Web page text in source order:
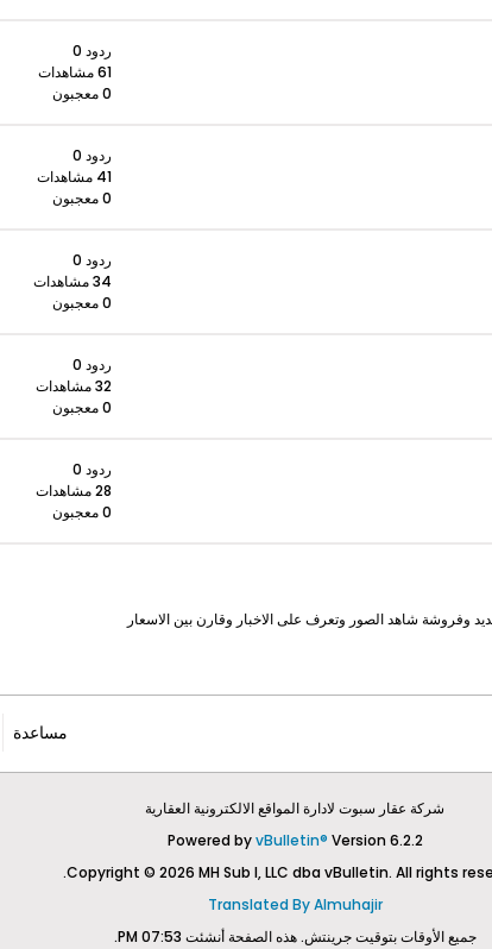
ردود 0
61 مشاهدات
0 معجبون
ردود 0
41 مشاهدات
0 معجبون
ردود 0
34 مشاهدات
0 معجبون
ردود 0
32 مشاهدات
0 معجبون
ردود 0
28 مشاهدات
0 معجبون
وفروشة شاهد الصور وتعرف على الاخبار وقارن بين الاسعار
مساعدة
شركة عقار سبوت لادارة المواقع الالكترونية العقارية
Powered byvBulletin® Version 6.2.2
Copyright © 2026 MH Sub I, LLC dba vBulletin. All rights
Translated By Almuhajir
جميع الأوقات بتوقيت جرينتش. هذه الصفحة أنشئت 07:53 PM.